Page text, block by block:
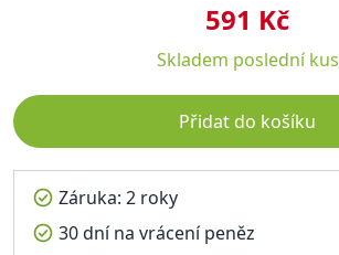
591 Kč
Skladem poslední kus
Přidat do košíku
Záruka: 2 roky
30 dní na vrácení peněz